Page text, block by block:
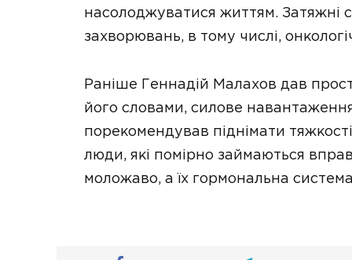
насолоджуватися життям. Затяжні
захворювань, в тому числі,
Раніше Геннадій Малахов дав
його словами, силове
порекомендував піднімати
люди, які помірно займаються
моложаво, а їх гормональна